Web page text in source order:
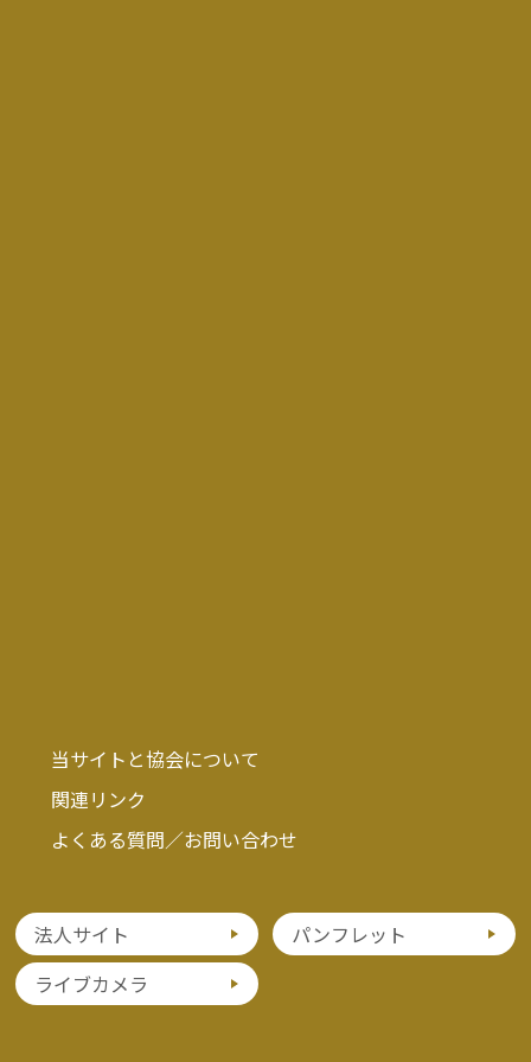
当サイトと協会について
関連リンク
よくある質問／お問い合わせ
法人サイト
パンフレット
ライブカメラ